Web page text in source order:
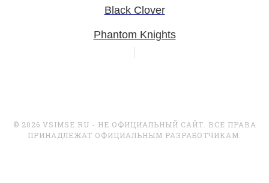
Black Clover
Phantom Knights
© 2026 VSIMSE.RU - НЕ ОФИЦИАЛЬНЫЙ САЙТ. ВСЕ ПРАВА
ПРИНАДЛЕЖАТ ОФИЦИАЛЬНЫМ РАЗРАБОТЧИКАМ.